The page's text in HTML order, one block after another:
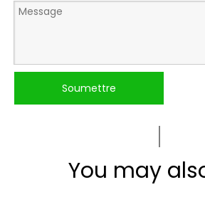
Soumettre
You may